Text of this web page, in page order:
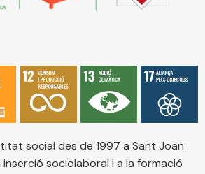
social des de 1997 a Sant Joan
sociolaboral i a la formació